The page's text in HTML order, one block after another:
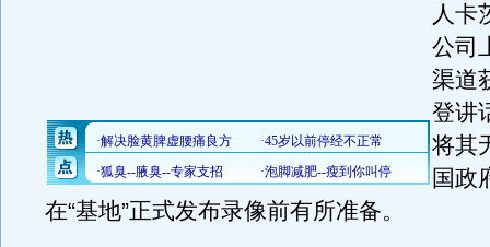
人卡
公司
渠道
登讲
将其
国政
在“基地”正式发布录像前有所准备。